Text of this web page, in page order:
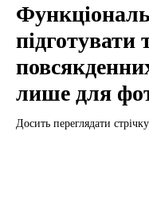
підготувати
лише для
Досить переглядати